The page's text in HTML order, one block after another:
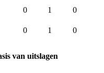
0 1
0
0 1 0
van uitslagen